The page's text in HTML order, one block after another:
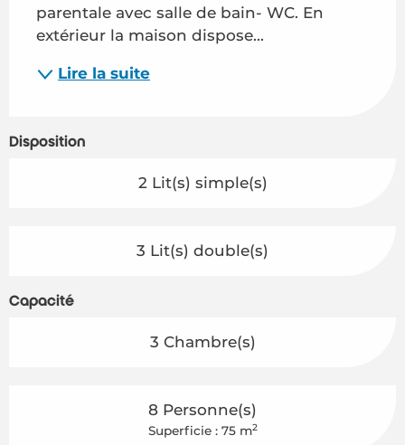
parentale avec salle de bain- WC. En
extérieur la maison dispose...
Lire la suite
Disposition
2 Lit(s) simple(s)
3 Lit(s) double(s)
Capacité
3 Chambre(s)
8 Personne(s)
Superficie : 75 m2